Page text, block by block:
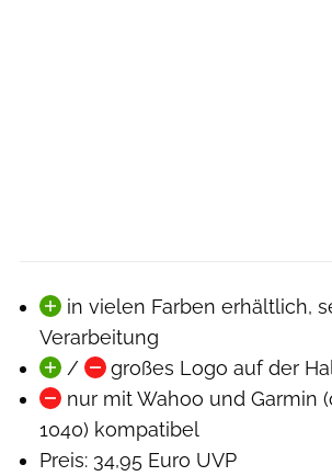
in vielen Farben erhältlich,
Verarbeitung
/
großes Logo auf der
nur mit Wahoo und Garmin
1040) kompatibel
Preis: 34,95 Euro UVP